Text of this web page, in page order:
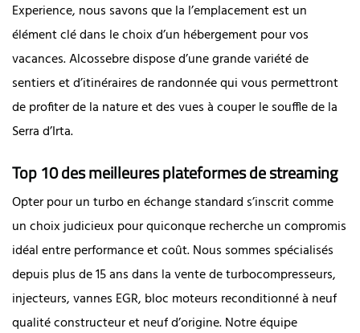
Experience, nous savons que la l’emplacement est un
élément clé dans le choix d’un hébergement pour vos
vacances. Alcossebre dispose d’une grande variété de
sentiers et d’itinéraires de randonnée qui vous permettront
de profiter de la nature et des vues à couper le souffle de la
Serra d’Irta.
Top 10 des meilleures plateformes de streaming
Opter pour un turbo en échange standard s’inscrit comme
un choix judicieux pour quiconque recherche un compromis
idéal entre performance et coût. Nous sommes spécialisés
depuis plus de 15 ans dans la vente de turbocompresseurs,
injecteurs, vannes EGR, bloc moteurs reconditionné à neuf
qualité constructeur et neuf d’origine. Notre équipe